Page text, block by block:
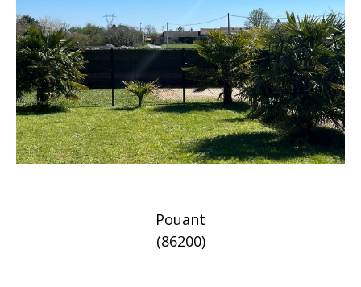
Pouant
(86200)